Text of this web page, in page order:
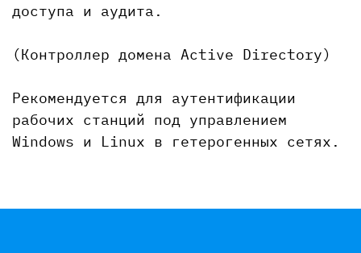
доступа и аудита.
(Контроллер домена Active Directory)
Рекомендуется для аутентификации
рабочих станций под управлением
Windows и Linux в гетерогенных сетях.